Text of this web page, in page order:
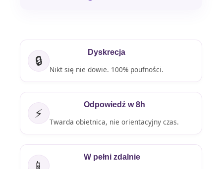
🔒
Dyskrecja
Nikt się nie dowie. 100% poufności.
⚡
Odpowiedź w 8h
Twarda obietnica, nie orientacyjny czas.
📱
W pełni zdalnie